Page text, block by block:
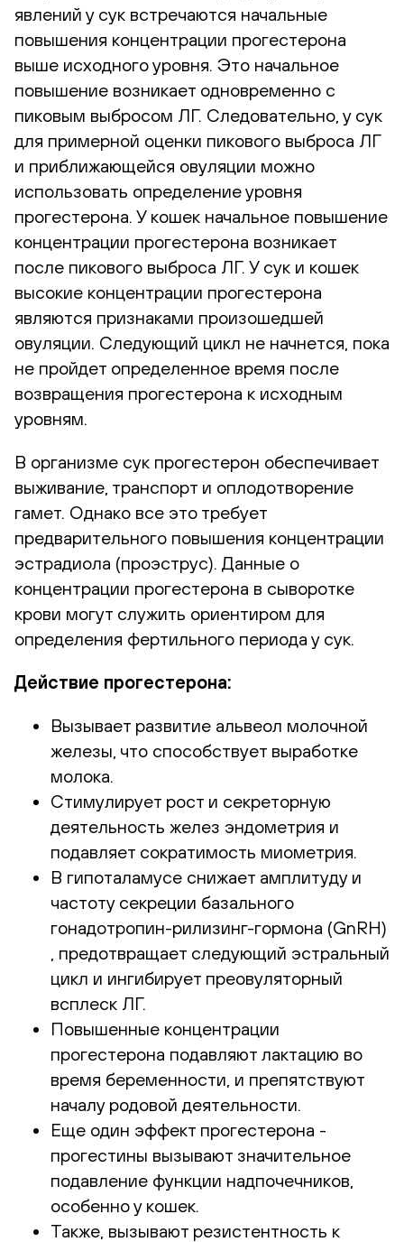
явлений у сук встречаются начальные
повышения концентрации прогестерона
выше исходного уровня. Это начальное
повышение возникает одновременно с
пиковым выбросом ЛГ. Следовательно, у сук
для примерной оценки пикового выброса ЛГ
и приближающейся овуляции можно
использовать определение уровня
прогестерона. У кошек начальное повышение
концентрации прогестерона возникает
после пикового выброса ЛГ. У сук и кошек
высокие концентрации прогестерона
являются признаками произошедшей
овуляции. Следующий цикл не начнется, пока
не пройдет определенное время после
возвращения прогестерона к исходным
уровням.
В организме сук прогестерон обеспечивает
выживание, транспорт и оплодотворение
гамет. Однако все это требует
предварительного повышения концентрации
эстрадиола (проэструс). Данные о
концентрации прогестерона в сыворотке
крови могут служить ориентиром для
определения фертильного периода у сук.
Действие прогестерона:
Вызывает развитие альвеол молочной
железы, что способствует выработке
молока.
Стимулирует рост и секреторную
деятельность желез эндометрия и
подавляет сократимость миометрия.
В гипоталамусе снижает амплитуду и
частоту секреции базального
гонадотропин-рилизинг-гормона (GnRH)
, предотвращает следующий эстральный
цикл и ингибирует преовуляторный
всплеск ЛГ.
Повышенные концентрации
прогестерона подавляют лактацию во
время беременности, и препятствуют
началу родовой деятельности.
Еще один эффект прогестерона -
прогестины вызывают значительное
подавление функции надпочечников,
особенно у кошек.
Также, вызывают резистентность к